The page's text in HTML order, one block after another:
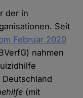
der in
Seit
Februar 2020
nahmen
(mit